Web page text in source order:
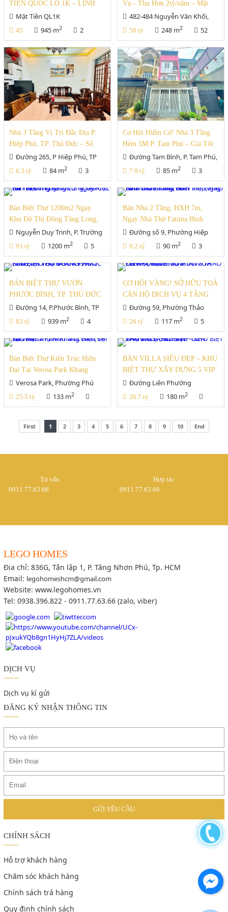
TIỀN QUỐC LỘ 1K – LINH
XUÂN, TP. THỦ ĐỨC (CŨ)
Mặt Tiền QL1K
45 945 m2 2
Vụ - Thu Hơn 2tỷ/năm – Mặt
Tiền Nguyễn Văn Khối, Gò Vấp
– Giá Tốt Xem Nga
482-484 Nguyễn Văn Khối,
P9, Gò Vấp
50 tỷ 248 m2 52
Nhà 3 Tầng Vị Trí Đắc Địa P.
Hiệp Phú, TP. Thủ Đức – Sổ
Hồng Riêng, Chỉ 6.3 Tỷ!
Đường 265, P Hiệp Phú, TP
Thủ Đức
6.3 tỷ 84 m2 3
Cơ Hội Hiếm Có! Nhà 3 Tầng
Hẻm 5M P. Tam Phú – Giá Tốt
Chỉ 7.9 Tỷ – Pháp Lý Chuẩn!
Đường Tam Bình, P. Tam Phú,
TP Thủ Đức
7.9 tỷ 85 m2 3
Bán Biệt Thự 1200m2 Ngay
Khu Đô Thị Đông Tăng Long,
Giá Cực tốt - Xem ngay
Nguyễn Duy Trinh, P. Trường
Thạnh, TP Thủ Đức
93 tỷ 1200 m2 5
Bán Nhà 2 Tầng, HXH 7m,
Ngay Nhà Thờ Fatima Bình
Triệu, Hiệp Bình Chánh Thủ
Đường số 9, Phường Hiệp
Bình Chánh, TP Thủ Đức
9.2 tỷ 90 m2 3
BÁN BIỆT THỰ VƯỜN
PHƯỚC BÌNH, TP. THỦ ĐỨC
– 939M2 FULL THỔ CƯ
Đường 14, P.Phước Bình, TP
Thủ Đức
83 tỷ 939 m2 4
CƠ HỘI VÀNG! SỞ HỮU TOÀ
CĂN HỘ DỊCH VỤ 4 TẦNG
THẢO ĐIỀN - CHỈ 26 TỶ TL!
Đường 59, Phường Thảo
Điền, TP Thủ Đức
26 tỷ 117 m2 5
Bán Biệt Thự Kiến Trúc Hiện
Đại Tại Verosa Park Khang
Điền, TP Thủ Đức
Verosa Park, Phường Phú
Hữu, TP Thủ Đức
25.5 tỷ 133 m2
3
BÁN VILLA SIÊU ĐẸP – KHU
BIỆT THỰ XÂY DỰNG 5 VIP
LIÊN PHƯỜNG, THỦ ĐỨC
Đường Liên Phường
26.7 tỷ 180 m2
6
First 1 2 3 4 5 6 7 8 9 10 End
Tư vấn
0911.77.63.66
Hợp tác
0911.77.63.66
LEGO HOMES
Địa chỉ: 836G, Tân lập 1, P. Tăng Nhơn Phú, Tp. HCM
Email: legohomeshcm@gmail.com
Website: www.legohomes.vn
Tel: 0938.396.822 - 0911.77.63.66 (zalo, viber)
DỊCH VỤ
Dịch vụ kí gửi
ĐĂNG KÝ NHẬN THÔNG TIN
CHÍNH SÁCH
Hỗ trợ khách hàng
Chăm sóc khách hàng
Chính sách trả hàng
Quy định chính sách